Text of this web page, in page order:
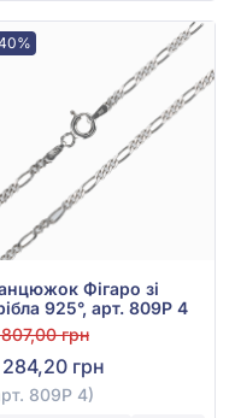
Фігаро зі
925°, арт. 809Р 4
грн
грн
809Р 4)